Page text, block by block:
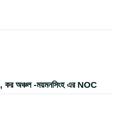
কর অঞ্চল -ময়মনসিংহ এর NOC